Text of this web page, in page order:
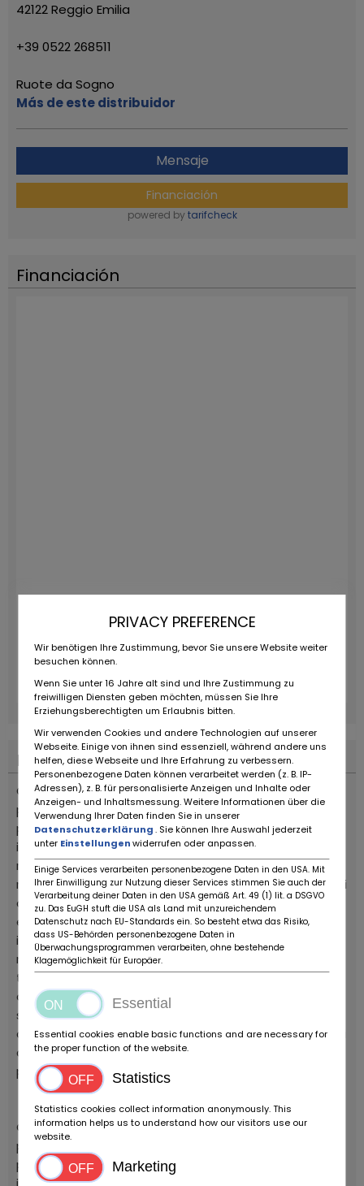
42122 Reggio Emilia
+39 0522 268511
Ruote da Sogno
Más de este distribuidor
Mensaje
Financiación
powered by tarifcheck
Financiación
Descripcion del vehiculo
Carrera 2.7 MFI 210 CV stesso motore della Carrera RS
pre-bumper versione Targa, rara vettura prodotta in
pochissimi esemplari (Anno 1975 circa 180), ufficiale
italiana, matching numbers, conservata non
restaurata, completa di tutti i decals dell’epoca,
ruotino di scorta mai usato, compressore e kit attrezzi
originali. Targa originale Firenze. Vernice originale
escluso cofano anteriore e paraurti anteriore, nessun
incidente, sostituito il libretto di circolazione per
modifica misure pneumatici approvati Porsche Italia,
tenuta con cura e ricoverata sempre in garage,
dichiarazione del proprietario precedente che non
sono mai stati ritirati i libretti al momento dell’
acquisto da nuova. Km 48.000 originali. Apprezzata dai
collezionisti per la sua rarità e da chi ricerca
prestazioni ed esclusività.
Carrera 2.7 MFI 210 CV stesso motore della Carrera RS
pre-bumper versione Targa, rara vettura prodotta in
pochissimi esemplari (Anno 1975 circa 180), ufficiale
PRIVACY PREFERENCE
Wir benötigen Ihre Zustimmung, bevor Sie unsere Website weiter
besuchen können.
Wenn Sie unter 16 Jahre alt sind und Ihre Zustimmung zu
freiwilligen Diensten geben möchten, müssen Sie Ihre
Erziehungsberechtigten um Erlaubnis bitten.
Wir verwenden Cookies und andere Technologien auf unserer
Webseite. Einige von ihnen sind essenziell, während andere uns
helfen, diese Webseite und Ihre Erfahrung zu verbessern.
Personenbezogene Daten können verarbeitet werden (z. B. IP-
Adressen), z. B. für personalisierte Anzeigen und Inhalte oder
Anzeigen- und Inhaltsmessung. Weitere Informationen über die
Verwendung Ihrer Daten finden Sie in unserer
Datenschutzerklärung. Sie können Ihre Auswahl jederzeit
unter Einstellungenwiderrufen oder anpassen.
Einige Services verarbeiten personenbezogene Daten in den USA. Mit
Ihrer Einwilligung zur Nutzung dieser Services stimmen Sie auch der
Verarbeitung deiner Daten in den USA gemäß Art. 49 (1) lit. a DSGVO
zu. Das EuGH stuft die USA als Land mit unzureichendem
Datenschutz nach EU-Standards ein. So besteht etwa das Risiko,
dass US-Behörden personenbezogene Daten in
Überwachungsprogrammen verarbeiten, ohne bestehende
Klagemöglichkeit für Europäer.
Essential
Essential cookies enable basic functions and are necessary for
the proper function of the website.
Statistics
Statistics cookies collect information anonymously. This
information helps us to understand how our visitors use our
website.
Marketing